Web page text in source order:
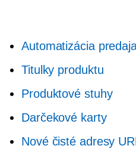
Automatizácia
Titulky produktu
Produktové stuhy
Darčekové karty
Nové čisté adresy